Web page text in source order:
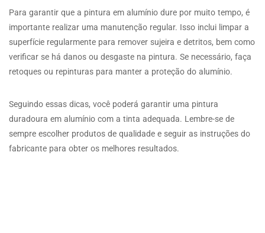
Para garantir que a pintura em alumínio dure por muito tempo, é
importante realizar uma manutenção regular. Isso inclui limpar a
superfície regularmente para remover sujeira e detritos, bem como
verificar se há danos ou desgaste na pintura. Se necessário, faça
retoques ou repinturas para manter a proteção do alumínio.
Seguindo essas dicas, você poderá garantir uma pintura
duradoura em alumínio com a tinta adequada. Lembre-se de
sempre escolher produtos de qualidade e seguir as instruções do
fabricante para obter os melhores resultados.